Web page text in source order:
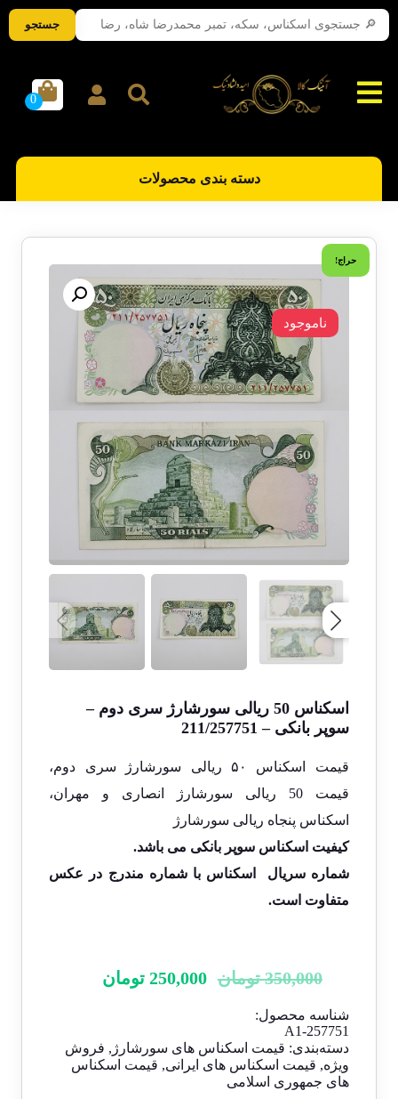
دسته بندی محصولات
حراج!
اسکناس 50 ریالی سورشارژ سری دوم –
سوپر بانکی – 211/257751
قیمت اسکناس ۵۰ ریالی سورشارژ سری دوم،
قیمت 50 ریالی سورشارژ انصاری و مهران،
اسکناس پنجاه ریالی سورشارژ
کیفیت اسکناس سوپر بانکی می باشد.
شماره سریال اسکناس با شماره مندرج در عکس
متفاوت است.
350,000 تومان 250,000 تومان
ناموجود
شناسه محصول:
A1-257751
دسته‌بندی: قیمت اسکناس های سورشارژ , فروش
ویژه, قیمت اسکناس های ایرانی, قیمت اسکناس
های جمهوری اسلامی
جستجو